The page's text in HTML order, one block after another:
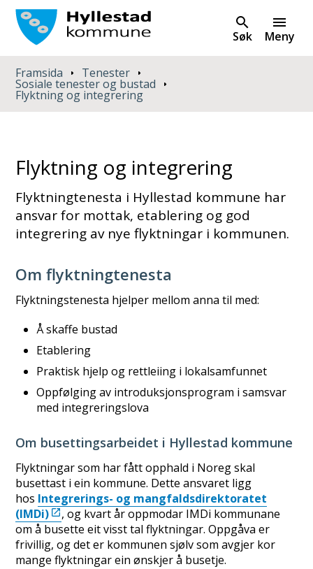
Søk Meny
Du er her:
Framsida Tenester
Sosiale tenester og bustad
Flyktning og integrering
Flyktning og integrering
Flyktningtenesta i Hyllestad kommune har
ansvar for mottak, etablering og god
integrering av nye flyktningar i kommunen.
Om flyktningtenesta
Flyktningstenesta hjelper mellom anna til med:
Å skaffe bustad
Etablering
Praktisk hjelp og rettleiing i lokalsamfunnet
Oppfølging av introduksjonsprogram i samsvar
med integreringslova
Om busettingsarbeidet i Hyllestad kommune
Flyktningar som har fått opphald i Noreg skal
busettast i ein kommune. Dette ansvaret ligg
hos Integrerings- og mangfaldsdirektoratet
(IMDi)
, og kvart år oppmodar IMDi kommunane
om å busette eit visst tal flyktningar. Oppgåva er
frivillig, og det er kommunen sjølv som avgjer kor
mange flyktningar ein ønskjer å busetje.